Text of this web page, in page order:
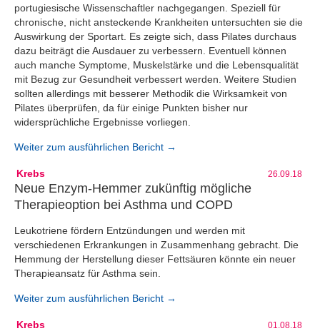
portugiesische Wissenschaftler nachgegangen. Speziell für
chronische, nicht ansteckende Krankheiten untersuchten sie die
Auswirkung der Sportart. Es zeigte sich, dass Pilates durchaus
dazu beiträgt die Ausdauer zu verbessern. Eventuell können
auch manche Symptome, Muskelstärke und die Lebensqualität
mit Bezug zur Gesundheit verbessert werden. Weitere Studien
sollten allerdings mit besserer Methodik die Wirksamkeit von
Pilates überprüfen, da für einige Punkten bisher nur
widersprüchliche Ergebnisse vorliegen.
Weiter zum ausführlichen Bericht →
Krebs 26.09.18
Neue Enzym-Hemmer zukünftig mögliche
Therapieoption bei Asthma und COPD
Leukotriene fördern Entzündungen und werden mit
verschiedenen Erkrankungen in Zusammenhang gebracht. Die
Hemmung der Herstellung dieser Fettsäuren könnte ein neuer
Therapieansatz für Asthma sein.
Weiter zum ausführlichen Bericht →
Krebs 01.08.18